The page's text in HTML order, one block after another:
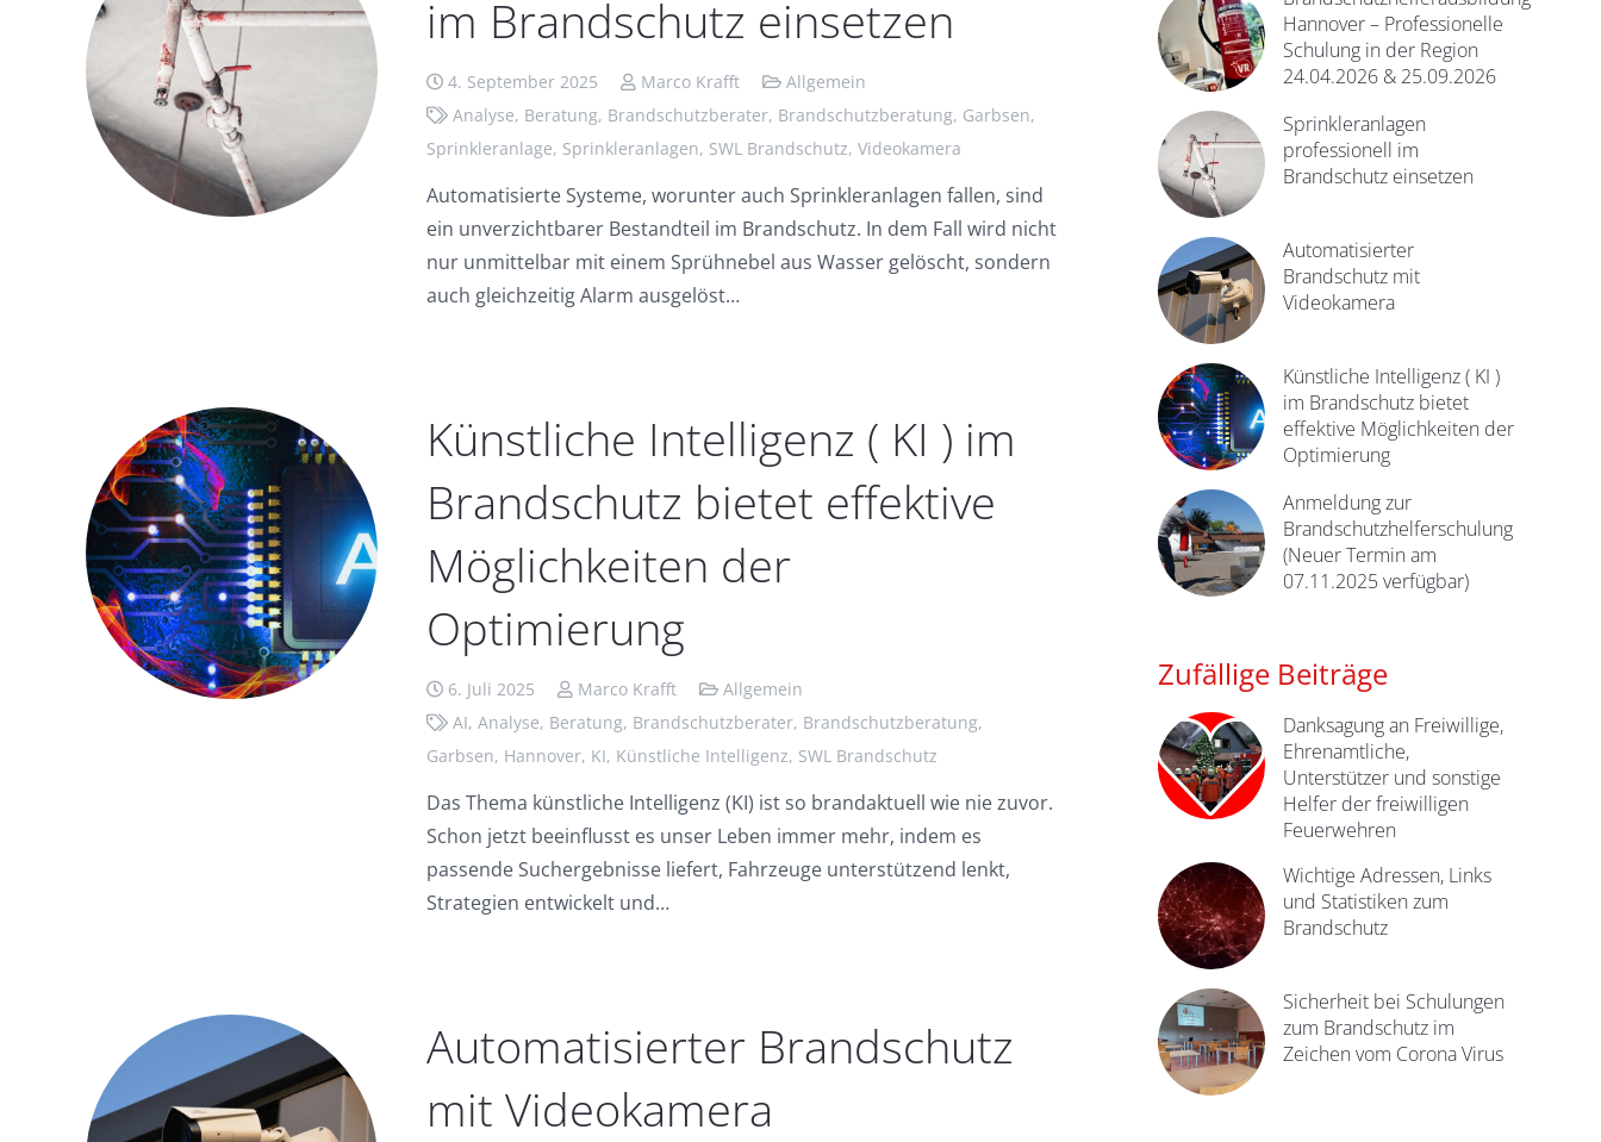
im Brandschutz einsetzen
4. September 2025 Marco Krafft
Allgemein
Analyse, Beratung, Brandschutzberater, Brandschutzberatung, Garbsen,
Sprinkleranlage, Sprinkleranlagen, SWL Brandschutz, Videokamera
Automatisierte Systeme, worunter auch Sprinkleranlagen fallen, sind
ein unverzichtbarer Bestandteil im Brandschutz. In dem Fall wird nicht
nur unmittelbar mit einem Sprühnebel aus Wasser gelöscht, sondern
auch gleichzeitig Alarm ausgelöst…
Künstliche Intelligenz ( KI ) im
Brandschutz bietet effektive
Möglichkeiten der
Optimierung
6. Juli 2025 Marco Krafft
Allgemein
AI, Analyse, Beratung, Brandschutzberater, Brandschutzberatung,
Garbsen, Hannover, KI, Künstliche Intelligenz, SWL Brandschutz
Das Thema künstliche Intelligenz (KI) ist so brandaktuell wie nie zuvor.
Schon jetzt beeinflusst es unser Leben immer mehr, indem es
passende Suchergebnisse liefert, Fahrzeuge unterstützend lenkt,
Strategien entwickelt und…
Automatisierter Brandschutz
mit Videokamera
Hannover – Professionelle
Schulung in der Region
24.04.2026 & 25.09.2026
Sprinkleranlagen
professionell im
Brandschutz einsetzen
Automatisierter
Brandschutz mit
Videokamera
Künstliche Intelligenz ( KI )
im Brandschutz bietet
effektive Möglichkeiten der
Optimierung
Anmeldung zur
Brandschutzhelferschulung
(Neuer Termin am
07.11.2025 verfügbar)
Zufällige Beiträge
Danksagung an Freiwillige,
Ehrenamtliche,
Unterstützer und sonstige
Helfer der freiwilligen
Feuerwehren
Wichtige Adressen, Links
und Statistiken zum
Brandschutz
Sicherheit bei Schulungen
zum Brandschutz im
Zeichen vom Corona Virus